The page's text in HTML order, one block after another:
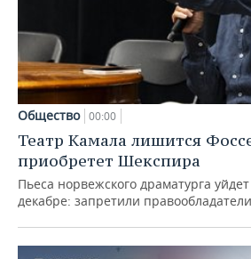
Общество 00:00
Театр Камала лишится
приобретет Шекспира
Пьеса норвежского драматурга
декабре: запретили правообладатели